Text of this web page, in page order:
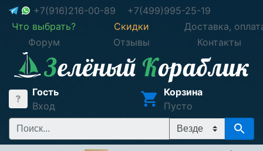
+7(916)216-00-89
+7(499)995-25-19
Что выбрать?
Скидки
Доставка,
Форум
Отзывы Контакты
Гость
Вход
Корзина
Пусто